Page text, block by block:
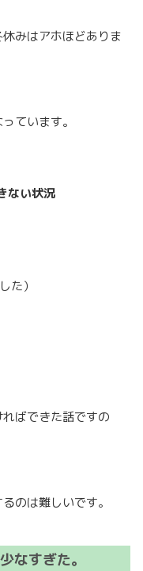
みはアホほどありま
ています。
ない状況
た）
ばできた話ですの
のは難しいです。
なすぎた。